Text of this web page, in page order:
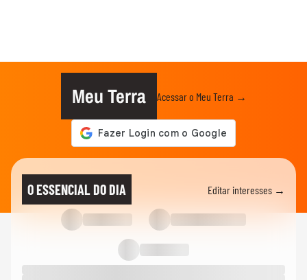
Meu Terra Acessar o Meu Terra →
O ESSENCIAL DO DIA Editar interesses →